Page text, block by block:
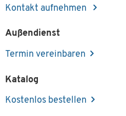
Kontakt aufnehmen
Außendienst
Termin vereinbaren
Katalog
Kostenlos bestellen